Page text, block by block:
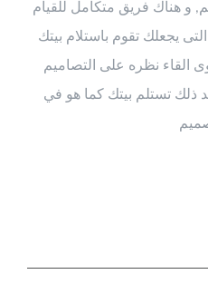
و هناك فريق متكامل للقيام
يجعلك تقوم باستلام بيتك
القاء نظره على التصاميم
ذلك تستلم بيتك كما هو في